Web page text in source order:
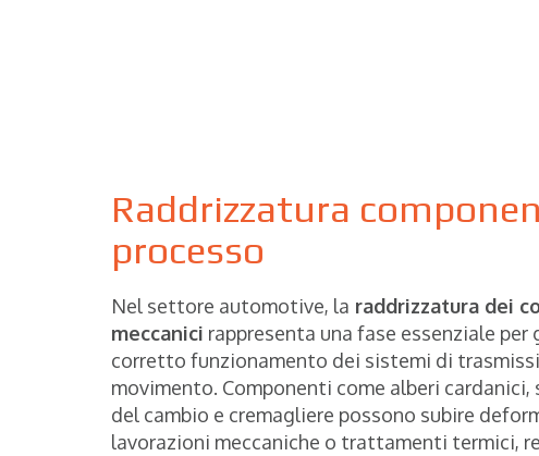
Raddrizzatura
processo
Nel settore automotive, la raddrizzatura dei
meccanici rappresenta una fase essenziale per
corretto funzionamento dei sistemi di
movimento. Componenti come alberi cardanici,
del cambio e cremagliere possono subire
lavorazioni meccaniche o trattamenti termici,